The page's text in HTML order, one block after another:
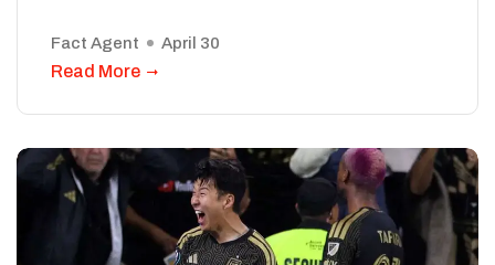
Fact Agent April 30
Read More